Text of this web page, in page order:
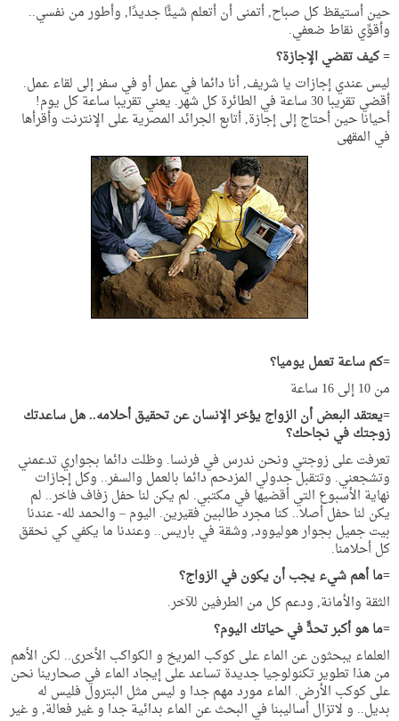
حين أستيقظ كل صباح, أتمنى أن أتعلم شيئًا جديدًا, وأطور من نفسي..
وأقوِّي نقاط ضعفي.
=كيف تقضي الإجازة؟
ليس عندي إجازات يا شريف, أنا دائما في عمل أو في سفر إلى لقاء عمل.
أقضي تقريبا 30 ساعة في الطائرة كل شهر. يعني تقريبا ساعة كل يوم!
أحيانا حين أحتاج إلى إجازة, أتابع الجرائد المصرية على الإنترنت وأقرأها
في المقهى
=كم ساعة تعمل يوميا؟
من 10 إلى 16 ساعة
=يعتقد البعض أن الزواج يؤخر الإنسان عن تحقيق أحلامه.. هل ساعدتك
زوجتك في نجاحك؟
تعرفت على زوجتي ونحن ندرس في فرنسا. وظلت دائما بجواري تدعمني
وتشجعني. وتتقبل جدولي المزدحم دائما بالعمل والسفر.. وكل إجازات
نهاية الأسبوع التي أقضيها في مكتبي. لم يكن لنا حفل زفاف فاخر.. لم
يكن لنا حفل أصلا.. كنا مجرد طالبين فقيرين. اليوم – والحمد لله- عندنا
بيت جميل بجوار هوليوود, وشقة في باريس.. وعندنا ما يكفي كي نحقق
كل أحلامنا.
=ما أهم شيء يجب أن يكون في الزواج؟
الثقة والأمانة, ودعم كل من الطرفين للآخر.
=ما هو أكبر تحدٍّ في حياتك اليوم؟
العلماء يبحثون عن الماء على كوكب المريخ و الكواكب الأخرى.. لكن الأهم
من هذا تطوير تكنولوجيا جديدة تساعد على إيجاد الماء في صحارينا نحن
على كوكب الأرض. الماء مورد مهم جدا و ليس مثل البترول فليس له
بديل.. و لاتزال أساليبنا في البحث عن الماء بدائية جدا و غير فعالة, و غير